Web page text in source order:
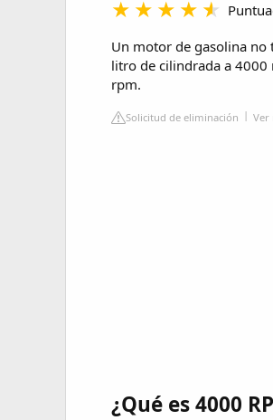
Un motor de gasolina
litro de cilindrada a
rpm.
Solicitud de eliminación Ver
¿Qué es 4000